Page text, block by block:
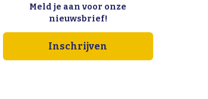
Meld je aan voor onze
nieuwsbrief!
Inschrijven